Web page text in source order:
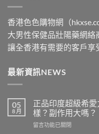
香港色色購物網（
大男性保健品壯陽藥網絡
讓全香港有需要的客戶享
最新資訊NEWS
05
8 月
正品印度超級希
樣？副作用大嗎？
在
留言功能已關閉